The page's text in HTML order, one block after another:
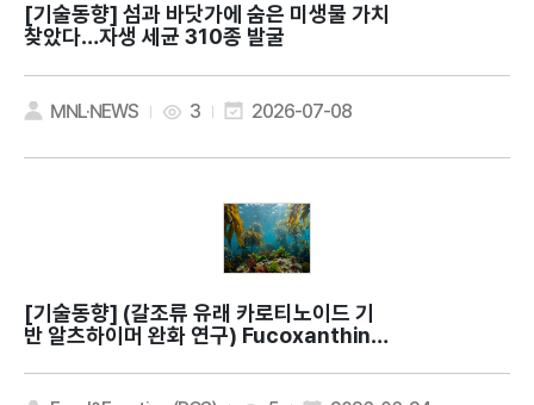
[기술동향]
찾았다…자생 세균 310종 발굴
MNL·NEWS 3 2026-07-08
[기술동향]
반 알츠하이머 완화 연구) Fucoxanthin e
utophagic flux and attenuates fer